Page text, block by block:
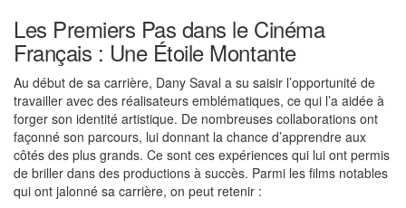
Les Premiers Pas dans le Cinéma
Français : Une Étoile Montante
Au début de sa carrière, Dany Saval a su saisir l’opportunité de
travailler avec des réalisateurs emblématiques, ce qui l’a aidée à
forger son identité artistique. De nombreuses collaborations ont
façonné son parcours, lui donnant la chance d’apprendre aux
côtés des plus grands. Ce sont ces expériences qui lui ont permis
de briller dans des productions à succès. Parmi les films notables
qui ont jalonné sa carrière, on peut retenir :